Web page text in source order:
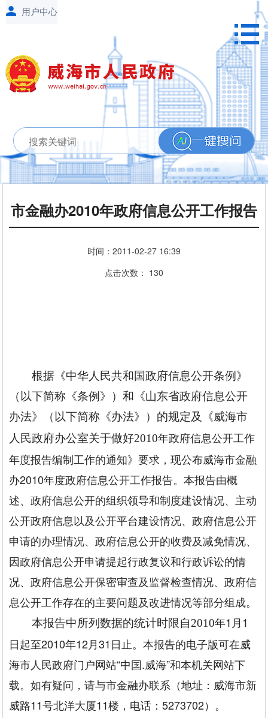
市金融办2010年政府信息公开工作报告
时间： 2011-02-27 16:39
点击次数： 130
根据《中华人民共和国政府信息公开条例》
（以下简称《条例》）和《山东省政府信息公开
办法》（以下简称《办法》）的规定及《威海市
人民政府办公室关于做好2010年政府信息公开工作
年度报告编制工作的通知》要求，现公布威海市金融
办2010年度政府信息公开工作报告。本报告由概
述、政府信息公开的组织领导和制度建设情况、主动
公开政府信息以及公开平台建设情况、政府信息公开
申请的办理情况、政府信息公开的收费及减免情况、
因政府信息公开申请提起行政复议和行政诉讼的情
况、政府信息公开保密审查及监督检查情况、政府信
息公开工作存在的主要问题及改进情况等部分组成。
本报告中所列数据的统计时限自2010年1月1
日起至2010年12月31日止。本报告的电子版可在威
海市人民政府门户网站“中国.威海”和本机关网站下
载。如有疑问，请与市金融办联系（地址：威海市新
威路11号北洋大厦11楼，电话：5273702）。